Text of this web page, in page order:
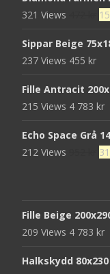
321 Views
Sippar Beige
237 Views 455 kr
Fille Antracit
215 Views 4 783 kr
Echo Space Grå
212 Views
Fille Beige
209 Views 4 783 kr
Halkskydd